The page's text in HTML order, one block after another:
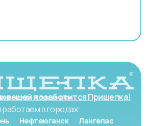
вещей позаботится Прищепка!
в городах:
Нефтеюганск
Лангепас